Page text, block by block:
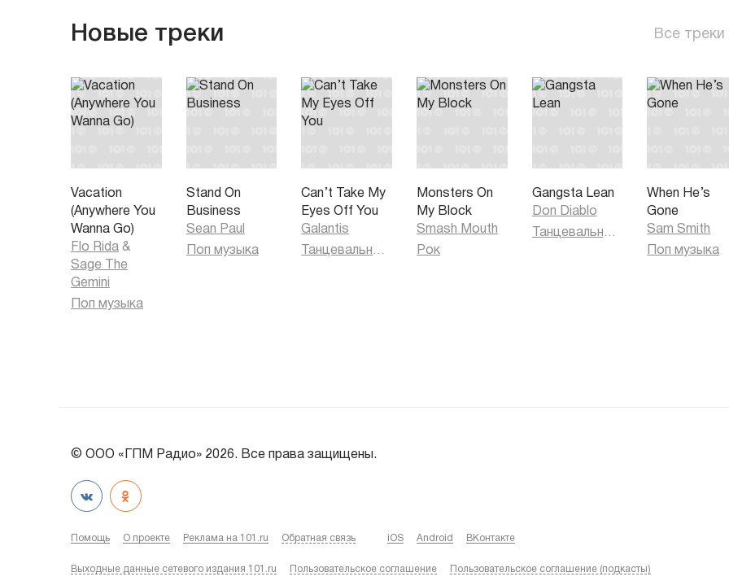
Новые треки Все треки
Vacation
(Anywhere You
Wanna Go)
Flo Rida &
Sage The
Gemini
Поп музыка
Stand On
Business
Sean Paul
Поп музыка
Can’t Take My
Eyes Off You
Galantis
Танцевальная музыка
Monsters On
My Block
Smash Mouth
Рок
Gangsta Lean
Don Diablo
Танцевальная музыка
When He’s
Gone
Sam Smith
Поп музыка
© ООО «ГПМ Радио» 2026. Все права защищены.
Помощь О проекте Реклама на 101.ru Обратная связь iOS Android ВКонтакте
Выходные данные сетевого издания 101.ru Пользовательское соглашение Пользовательское соглашение (подкасты)